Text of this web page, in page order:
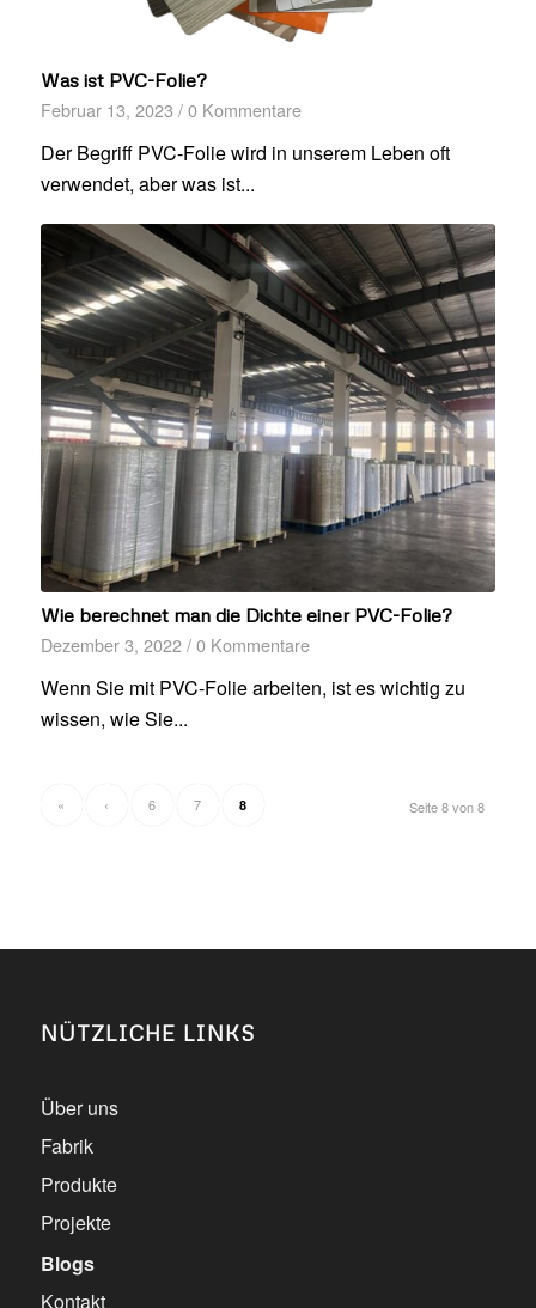
Was ist PVC-Folie?
Februar 13, 2023 / 0 Kommentare
Der Begriff PVC-Folie wird in unserem Leben oft
verwendet, aber was ist...
Wie berechnet man die Dichte einer PVC-Folie?
Dezember 3, 2022 / 0 Kommentare
Wenn Sie mit PVC-Folie arbeiten, ist es wichtig zu
wissen, wie Sie...
Seite 8 von 8
« ‹ 6 7 8
NÜTZLICHE LINKS
Über uns
Fabrik
Produkte
Projekte
Blogs
Kontakt